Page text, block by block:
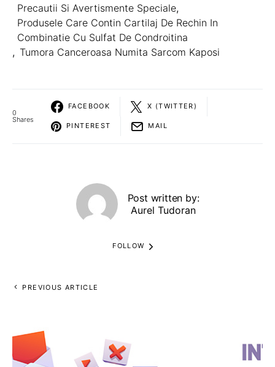
Precautii Si Avertismente Speciale,
Produsele Care Contin Cartilaj De Rechin In
Combinatie Cu Sulfat De Condroitina
, Tumora Canceroasa Numita Sarcom Kaposi
0
Shares
FACEBOOK X (TWITTER)
PINTEREST MAIL
Post written by:
Aurel Tudoran
FOLLOW
PREVIOUS ARTICLE